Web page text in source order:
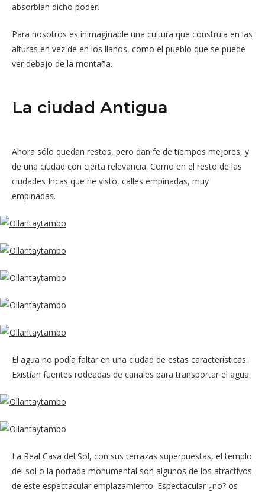
absorbían dicho poder.
Para nosotros es inimaginable una cultura que construía en las
alturas en vez de en los llanos, como el pueblo que se puede
ver debajo de la montaña.
La ciudad Antigua
Ahora sólo quedan restos, pero dan fe de tiempos mejores, y
de una ciudad con cierta relevancia. Como en el resto de las
ciudades Incas que he visto, calles empinadas, muy
empinadas.
El agua no podía faltar en una ciudad de estas características.
Existían fuentes rodeadas de canales para transportar el agua.
La Real Casa del Sol, con sus terrazas superpuestas, el templo
del sol o la portada monumental son algunos de los atractivos
de este espectacular emplazamiento. Espectacular ¿no? os